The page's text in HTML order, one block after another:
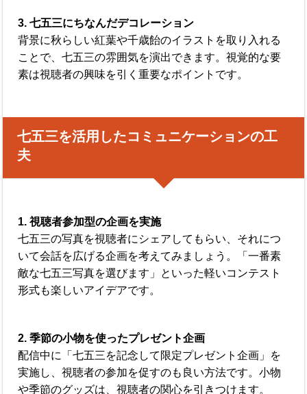
3. 七五三にちなんだデコレーション
背景に秋らしい紅葉や千歳飴のイラストを取り入れる
ことで、七五三の雰囲気を演出できます。視覚的な要
素は視聴者の興味を引く重要なポイントです。
七五三を活用したコミュニケーションの工
夫
1. 視聴者参加型の企画を実施
七五三の写真を視聴者にシェアしてもらい、それにつ
いて会話を広げる企画を考えてみましょう。「一番素
敵な七五三写真を選びます」といった軽いコンテスト
形式も楽しいアイデアです。
2. 季節の小物を使ったプレゼント企画
配信中に「七五三を記念して限定プレゼント企画」を
実施し、視聴者の参加を促すのも良い方法です。小物
や季節のグッズは、視聴者の関心を引きつけます。